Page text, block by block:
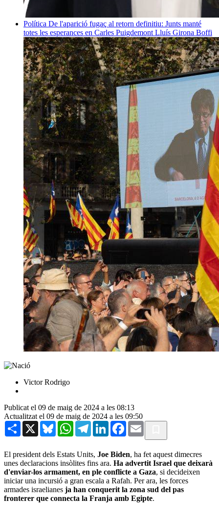
Política De l'aparició fugaç al retorn definitiu: Junts manté
totes les esperances en Carles Puigdemont Lluís Girona Boffi
Victor Rodrigo
Publicat el 09 de maig de 2024 a les 08:13
Actualitzat el 09 de maig de 2024 a les 09:50
Share X BlueskyWhatsAppTelegramLinkedInFacebook
Email
El president dels Estats Units, Joe Biden, ha fet aquest dimecres
unes declaracions insòlites fins ara. Ha advertit Israel que deixarà
d'enviar-los armament, en ple conflicte a Gaza, si decideixen
iniciar una incursió a gran escala a Rafah. Per ara, les forces
armades israelianes ja han conquerit la zona sud del pas
fronterer que connecta la Franja amb Egipte.